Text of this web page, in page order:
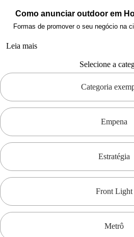
Como anunciar outdoor em
Formas de promover o seu negócio na
Leia mais
Selecione a
Categoria
Empena
Estratégia
Front Light
Metrô